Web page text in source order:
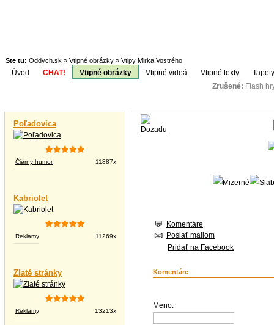
Ste tu: Oddych.sk » Vtipné obrázky » Vtipy Mirka Vostrého
Úvod CHAT! Vtipné obrázky Vtipné videá Vtipné texty
Zrušené: Flash
Poľadovica
Čierny humor 11887x
Kabriolet
Reklamy 11269x
Zlaté stránky
Reklamy 13213x
Komentáre
Poslať mailom
Pridať na Facebook
Komentáre
Meno: